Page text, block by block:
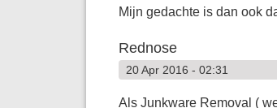
Mijn gedachte is dan ook
Rednose
20 Apr 2016 - 02:31
Als Junkware Removal (